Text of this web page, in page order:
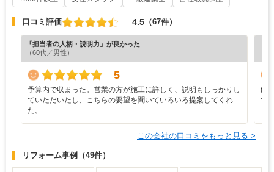
口コミ評価 4.5 （67件）
『担当者の人柄・説明力』が良かった
（60代／男性）
5
予算内で収まった。営業の方が施工に詳しく、説明もしっかりし
ていただいたし、こちらの要望を聞いていろいろ提案してくれ
た。
解
て
この会社の口コミをもっと見る >
リフォーム事例 （49件）